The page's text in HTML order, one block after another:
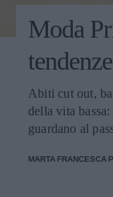
Moda
Abiti cut out,
della vita
guardano al
MARTA FRANCESCA